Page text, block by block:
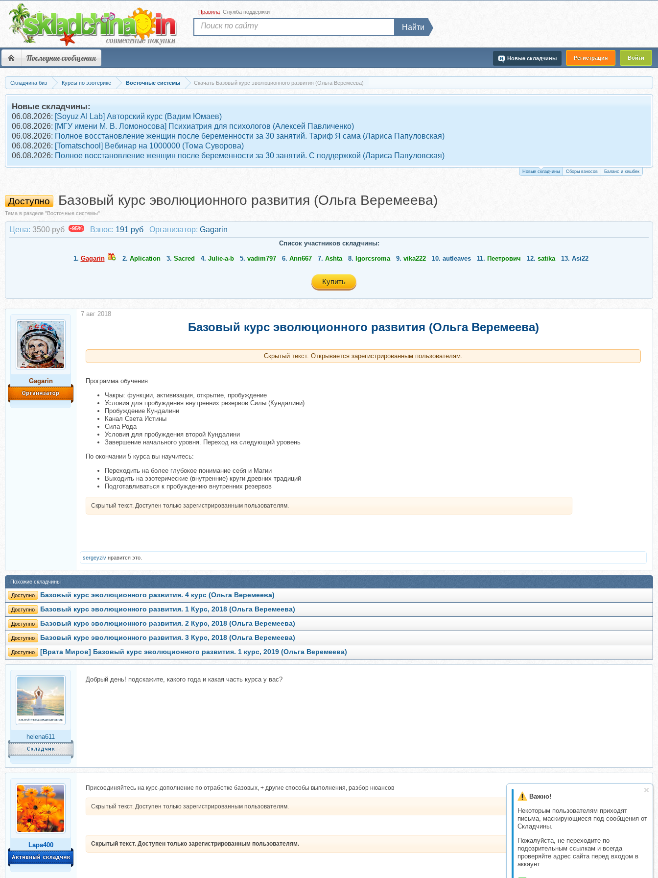
Последние сообщения Регистрация Войти
Новые складчины
Правила Служба поддержки
Найти
Складчина биз Курсы по эзотерике Восточные системы Скачать Базовый курс эволюционного развития (Ольга Веремеева)
Новые складчины:
06.08.2026: [Soyuz AI Lab] Авторский курс (Вадим Юмаев)
06.08.2026: [МГУ имени М. В. Ломоносова] Психиатрия для психологов (Алексей Павличенко)
06.08.2026: Полное восстановление женщин после беременности за 30 занятий. Тариф Я сама (Лариса Папуловская)
06.08.2026: [Tomatschool] Вебинар на 1000000 (Тома Суворова)
06.08.2026: Полное восстановление женщин после беременности за 30 занятий. С поддержкой (Лариса Папуловская)
Новые складчины Сборы взносов Баланс и кешбек
Важно!
Некоторым пользователям приходят
письма, маскирующиеся под сообщения от
Складчины.
Пожалуйста, не переходите по
подозрительным ссылкам и всегда
проверяйте адрес сайта перед входом в
аккаунт.
Доступно Базовый курс эволюционного развития (Ольга Веремеева)
Тема в разделе "Восточные системы"
Цена: 3500 руб -95% Взнос: 191 руб Организатор: Gagarin
Список участников складчины:
1. Gagarin 2. Aplication 3. Sacred 4. Julie-a-b 5. vadim797 6. Ann667 7. Ashta 8. Igorcsroma 9. vika222 10. autleaves 11. Пеетрович 12. satika 13. Asi22
Купить
Gagarin
Базовый курс эволюционного развития (Ольга Веремеева)
Скрытый текст. Открывается зарегистрированным пользователям.
Программа обучения
Чакры: функции, активизация, открытие, пробуждение
Условия для пробуждения внутренних резервов Силы (Кундалини)
Пробуждение Кундалини
Канал Света Истины
Сила Рода
Условия для пробуждения второй Кундалини
Завершение начального уровня. Переход на следующий уровень
По окончании 5 курса вы научитесь:
Переходить на более глубокое понимание себя и Магии
Выходить на эзотерические (внутренние) круги древних традиций
Подготавливаться к пробуждению внутренних резервов
Скрытый текст. Доступен только зарегистрированным пользователям.
7 авг 2018
sergeyziv нравится это.
Похожие складчины
Доступно Базовый курс эволюционного развития. 4 курс (Ольга Веремеева)
Доступно Базовый курс эволюционного развития. 1 Курс, 2018 (Ольга Веремеева)
Доступно Базовый курс эволюционного развития. 2 Курс, 2018 (Ольга Веремеева)
Доступно Базовый курс эволюционного развития. 3 Курс, 2018 (Ольга Веремеева)
Доступно [Врата Миров] Базовый курс эволюционного развития. 1 курс, 2019 (Ольга Веремеева)
helena611
Добрый день! подскажите, какого года и какая часть курса у вас?
Lapa400
Присоединяйтесь на курс-дополнение по отработке базовых, + другие способы выполнения, разбор нюансов
Скрытый текст. Доступен только зарегистрированным пользователям.
Скрытый текст. Доступен только зарегистрированным пользователям.